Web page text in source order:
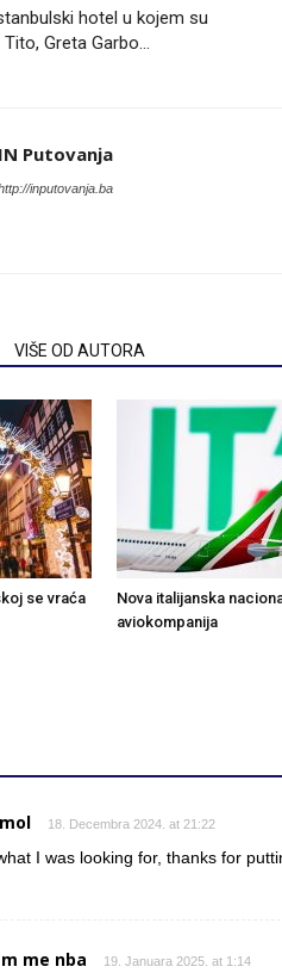
hotel u kojem su
Greta Garbo…
IN Putovanja
inputovanja.ba
VIŠE OD AUTORA
se vraća
Nova italijanska
aviokompanija
18. Decembra 2024. at 21:22
I was looking for, thanks for
me nba 19. Januara 2025. at 1:14